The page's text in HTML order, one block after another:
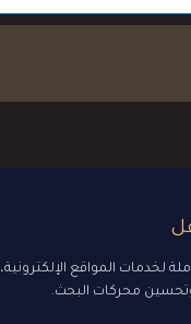
لخدمات المواقع الإلكترونية،
محركات البحث.